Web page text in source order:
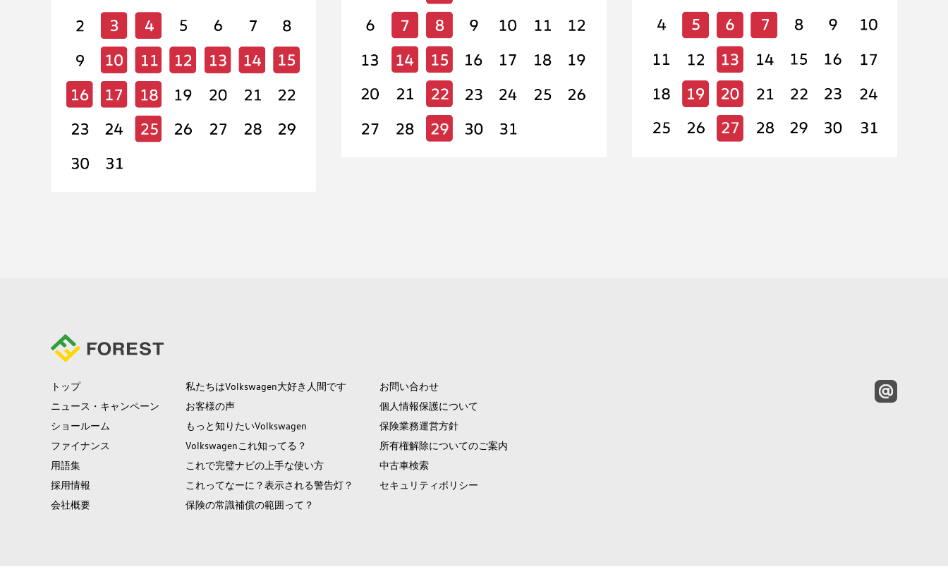
トップ
ニュース・キャンペーン
ショールーム
ファイナンス
用語集
採用情報
会社概要
私たちはVolkswagen大好き人間です
お客様の声
もっと知りたいVolkswagen
Volkswagenこれ知ってる？
これで完璧ナビの上手な使い方
これってなーに？表示される警告灯？
保険の常識補償の範囲って？
お問い合わせ
個人情報保護について
保険業務運営方針
所有権解除についてのご案内
中古車検索
セキュリティポリシー